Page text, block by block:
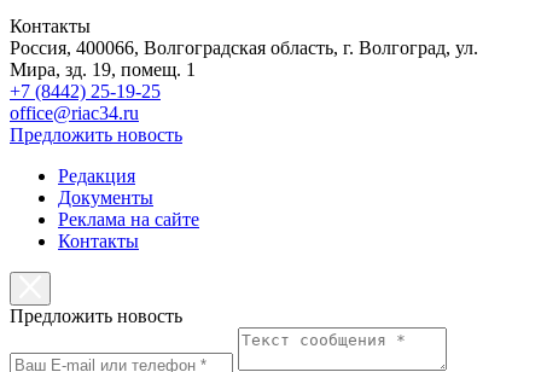
Контакты
Россия, 400066, Волгоградская область, г. Волгоград, ул.
Мира, зд. 19, помещ. 1
+7 (8442) 25-19-25
office@riac34.ru
Предложить новость
Редакция
Документы
Реклама на сайте
Контакты
Предложить новость